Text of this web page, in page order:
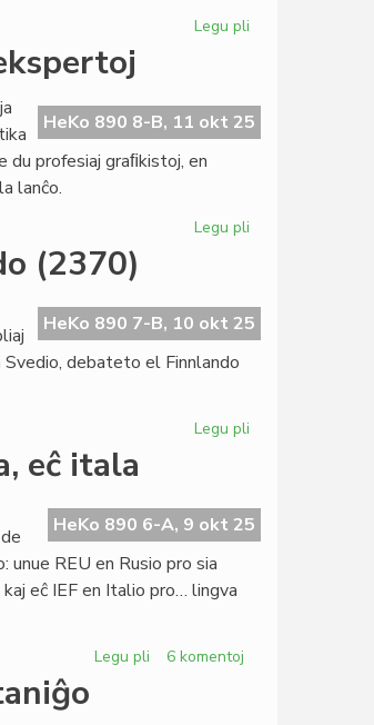
Legu pli
procedura
modelo
HeKo 890 8-B, 11 okt 25
du profesiaj graﬁkistoj, en
lanĉo.
Legu pli
manaĝeradon
de
(2370)
HeKo 890 7-B, 10 okt 25
debateto el Finnlando
Legu pli
kutime
la
eĉ itala
HeKo 890 6-A, 9 okt 25
REU en Rusio pro sia
eĉ IEF en Italio pro… lingva
Legu pli pri6 komentoj